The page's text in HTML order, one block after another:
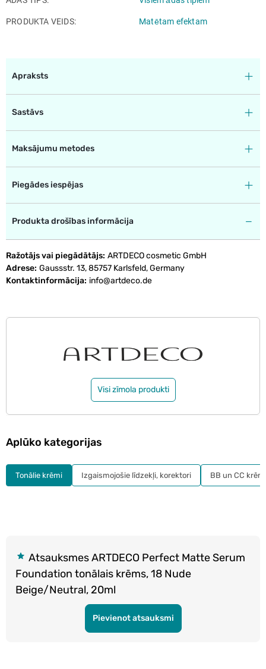
PRODUKTA VEIDS Matētam efektam
Apraksts
Sastāvs
Maksājumu metodes
Piegādes iespējas
Produkta drošības informācija
Ražotājs vai piegādātājs ARTDECO cosmetic GmbH
Adrese Gaussstr. 13, 85757 Karlsfeld, Germany
Kontaktinformācija info@artdeco.de
Visi zīmola produkti
Atsauksmes ARTDECO Perfect Matte Serum
Foundation tonālais krēms, 18 Nude
Beige/Neutral, 20ml
Pievienot atsauksmi
Aplūko kategorijas
Tonālie krēmi Izgaismojošie līdzekļi, korektori BB un CC krēmi